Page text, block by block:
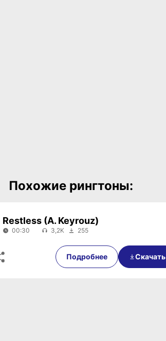
Похожие рингтоны:
00:30
Restless (A. Keyrouz)
00:30 3,2K 255
Подробнее Скачать